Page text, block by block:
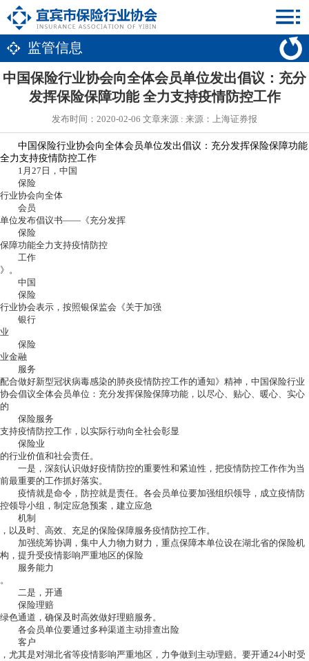
监管信息
中国保险行业协会向全体会员单位发出倡议：充分
发挥保险保障功能 全力支持疫情防控工作
发布时间：2020-02-06 文章来源 : 来源：上海证券报
中国保险行业协会向全体会员单位发出倡议：充分发挥保险保障功能
全力支持疫情防控工作
1月27日，中国
保险
行业协会向全体
会员
单位发布倡议书——《充分发挥
保险
保障功能全力支持疫情防控
工作
》。
中国
保险
行业协会表示，按照银保监会《关于加强
银行
业
保险
业金融
服务
配合做好新型冠状病毒感染的肺炎疫情防控工作的通知》精神，中国保险行业
协会倡议全体会员单位：充分发挥保险保障功能，以尽心、贴心、暖心、实心
的
保险服务
支持疫情防控工作，以实际行动向全社会彰显
保险业
的行业价值和社会责任。
一是，深刻认识做好疫情防控的重要性和紧迫性，把疫情防控工作作为当
前最重要的工作抓好落实。
疫情就是命令，防控就是责任。各会员单位要加强组织领导，成立疫情防
控领导小组，制定应急预案，建立应急
机制
，以及时、高效、充足的保险保障服务疫情防控工作。
加强统筹协调，集中人力物力财力，重点保障本单位设在湖北省的保险机
构，提升受疫情影响严重地区的保险
服务能力
。
二是，开通
保险理赔
绿色通道，确保及时高效做好理赔服务。
各会员单位要通过多种渠道主动排查出险
客户
，尤其是对湖北省等疫情影响严重地区，力争做到主动理赔。要开通24小时受